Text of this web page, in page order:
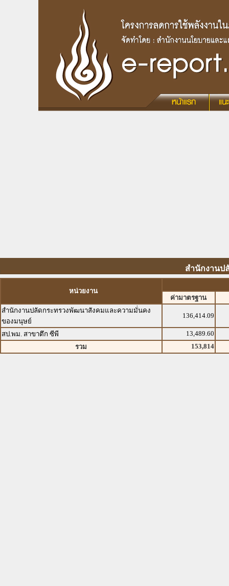
สำนักงานป
หน่วยงาน
ค่ามาตรฐาน
สำนักงานปลัดกระทรวงพัฒนาสังคมและความมั่นคง
ของมนุษย์
136,414.09
สป.พม. สาขาตึก ซีพี
13,489.60
รวม
153,814